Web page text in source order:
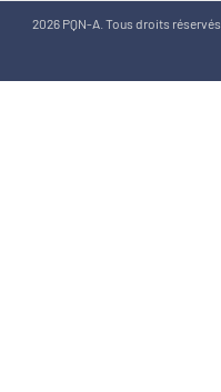
2026 PQN-A. Tous droits réservés.